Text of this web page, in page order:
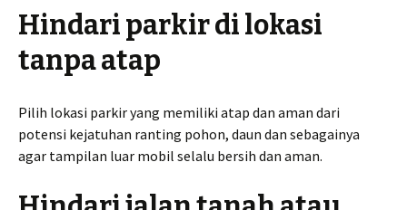
Hindari parkir di lokasi
tanpa atap
Pilih lokasi parkir yang memiliki atap dan aman dari
potensi kejatuhan ranting pohon, daun dan sebagainya
agar tampilan luar mobil selalu bersih dan aman.